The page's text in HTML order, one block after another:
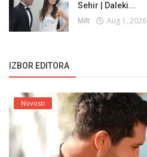
Sehir | Daleki...
Milt Aug 1, 2026
IZBOR EDITORA
Novosti